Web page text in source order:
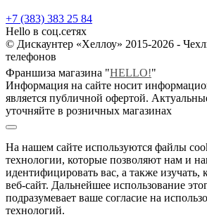
+7 (383) 383 25 84
Hello в соц.сетях
© Дискаунтер «Хеллоу» 2015-2026 -
телефонов
Франшиза магазина "HELLO!"
Информация на сайте носит
является публичной офертой.
уточняйте в розничных магазинах
На нашем сайте используются файлы
технологии, которые позволяют нам и
идентифицировать вас, а также изучать,
веб-сайт. Дальнейшее использование
подразумевает ваше согласие на
технологий.